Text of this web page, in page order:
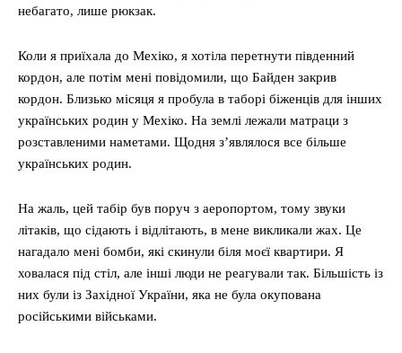
небагато, лише рюкзак.
Коли я приїхала до Мехіко, я хотіла перетнути південний
кордон, але потім мені повідомили, що Байден закрив
кордон. Близько місяця я пробула в таборі біженців для інших
українських родин у Мехіко. На землі лежали матраци з
розставленими наметами. Щодня з’являлося все більше
українських родин.
На жаль, цей табір був поруч з аеропортом, тому звуки
літаків, що сідають і відлітають, в мене викликали жах. Це
нагадало мені бомби, які скинули біля моєї квартири. Я
ховалася під стіл, але інші люди не реагували так. Більшість із
них були із Західної України, яка не була окупована
російськими військами.